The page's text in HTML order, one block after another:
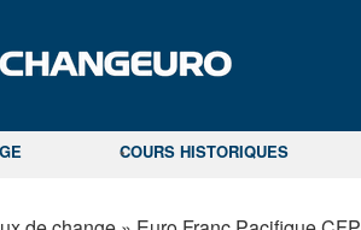
COURS HISTORIQUES